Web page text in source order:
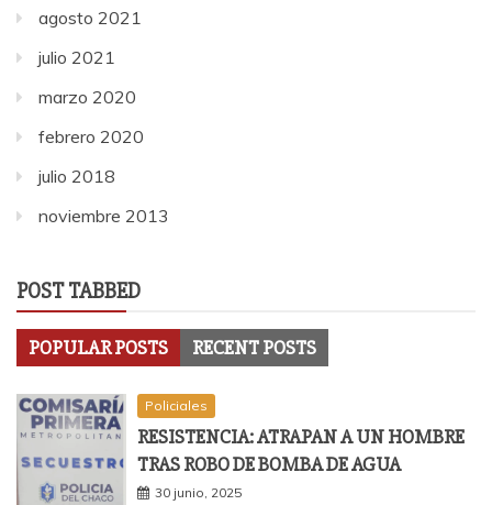
agosto 2021
julio 2021
marzo 2020
febrero 2020
julio 2018
noviembre 2013
POST TABBED
POPULAR POSTS RECENT POSTS
Policiales
RESISTENCIA: ATRAPAN A UN HOMBRE
TRAS ROBO DE BOMBA DE AGUA
30 junio, 2025